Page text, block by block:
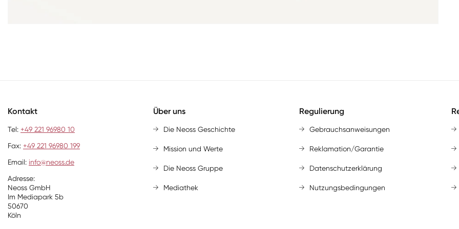
Kontakt
Tel: +49 221 96980 10
Fax: +49 221 96980 199
Email: info@neoss.de
Adresse:
Neoss GmbH
Im Mediapark 5b
50670
Köln
Über uns
Die Neoss Geschichte
Mission und Werte
Die Neoss Gruppe
Mediathek
Regulierung
Gebrauchsanweisungen
Reklamation/Garantie
Datenschutzerklärung
Nutzungsbedingungen